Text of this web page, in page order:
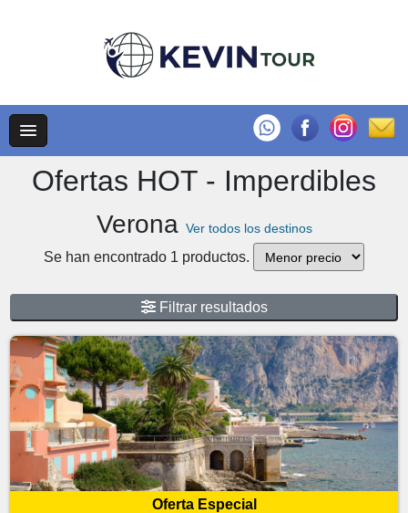
Ofertas HOT - Imperdibles
Verona Ver todos los destinos
Se han encontrado 1 productos.
Filtrar resultados
Oferta Especial